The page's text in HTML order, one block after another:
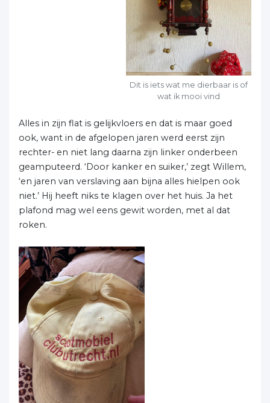
Dit is iets wat me dierbaar is of
wat ik mooi vind
Alles in zijn flat is gelijkvloers en dat is maar goed
ook, want in de afgelopen jaren werd eerst zijn
rechter- en niet lang daarna zijn linker onderbeen
geamputeerd. ‘Door kanker en suiker,’ zegt Willem,
‘en jaren van verslaving aan bijna alles hielpen ook
niet.’ Hij heeft niks te klagen over het huis. Ja het
plafond mag wel eens gewit worden, met al dat
roken.